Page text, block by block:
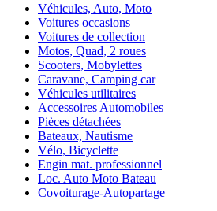
Véhicules, Auto, Moto
Voitures occasions
Voitures de collection
Motos, Quad, 2 roues
Scooters, Mobylettes
Caravane, Camping car
Véhicules utilitaires
Accessoires Automobiles
Pièces détachées
Bateaux, Nautisme
Vélo, Bicyclette
Engin mat. professionnel
Loc. Auto Moto Bateau
Covoiturage-Autopartage